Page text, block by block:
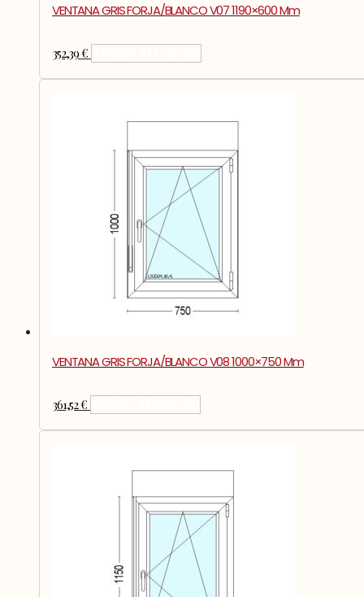
VENTANA GRIS FORJA/BLANCO V07 1190×600 Mm
352,39€
VENTANA GRIS FORJA/BLANCO V08 1000×750 Mm
361,52€